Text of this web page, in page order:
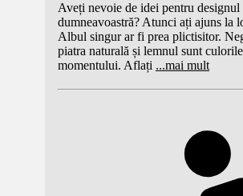
Aveți nevoie de idei pentru designul
dumneavoastră? Atunci ați ajuns la
Albul singur ar fi prea plictisitor.
piatra naturală și lemnul sunt
momentului. Aflați ...mai mult